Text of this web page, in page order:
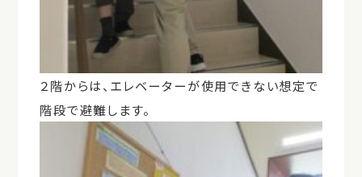
２階からは、エレベーターが使用できない想定で
階段で避難します。